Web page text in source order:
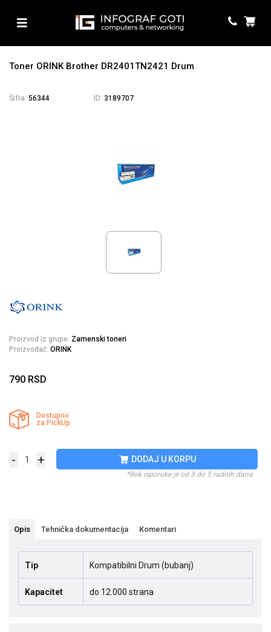
Toner ORINK Brother DR2401TN2421 Drum
Šifra: 56344 ID: 3189707
Proizvod iz grupe: Zamenski toneri
Proizvođač: ORINK
790 RSD
Dostupno
za PickUp
- + DODAJ U KORPU
*Rok isporuke je od 3 do 5 radnih dana
Opis Tehnička dokumentacija Komentari
Tip Kompatibilni Drum (bubanj)
Kapacitet do 12.000 strana